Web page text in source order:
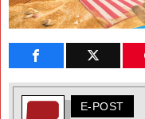
E-POST